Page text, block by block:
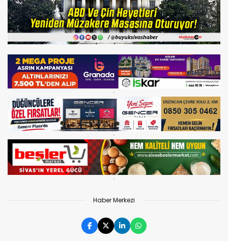
Haber Merkezi